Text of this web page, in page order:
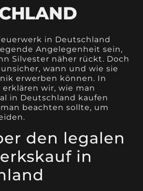
in Deutschland
Angelegenheit sein,
Silvester näher rückt. Doch
wann und wie sie
erwerben können. In
wir, wie man
in Deutschland kaufen
beachten sollte, um
den legalen
in